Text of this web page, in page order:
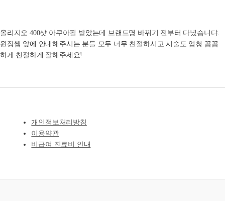
올리지오 400샷 아쿠아필 받았는데 브랜드명 바뀌기 전부터 다녔습니댜.
원장쌤 앞에 안내해주시는 분들 모두 너무 친절하시고 시술도 엄청 꼼꼼
하게 친절하게 잘해주세요!
개인정보처리방침
이용약관
비급여 진료비 안내